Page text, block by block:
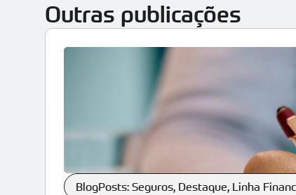
Outras publicações
BlogPosts: Seguros, Destaque, Linha